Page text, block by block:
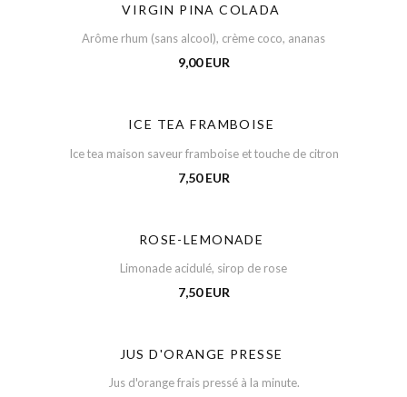
VIRGIN PINA COLADA
Arôme rhum (sans alcool), crème coco, ananas
9,00 EUR
ICE TEA FRAMBOISE
Ice tea maison saveur framboise et touche de citron
7,50 EUR
ROSE-LEMONADE
Limonade acidulé, sirop de rose
7,50 EUR
JUS D'ORANGE PRESSE
Jus d'orange frais pressé à la minute.